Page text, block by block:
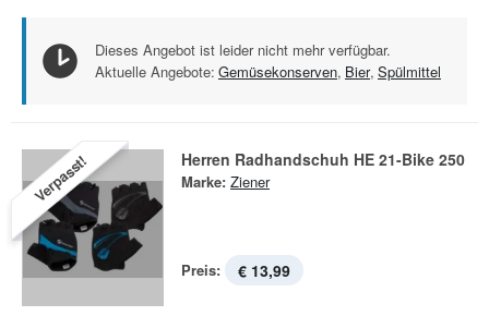
Dieses Angebot ist leider nicht mehr verfügbar.
Aktuelle Angebote: Gemüsekonserven, Bier, Spülmittel
Verpasst! Herren Radhandschuh HE 21-Bike 250
Marke: Ziener
Preis: € 13,99